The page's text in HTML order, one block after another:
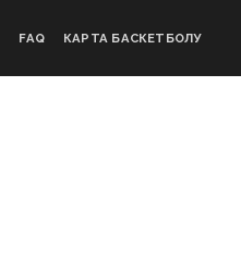
FAQ КАРТА БАСКЕТБОЛУ